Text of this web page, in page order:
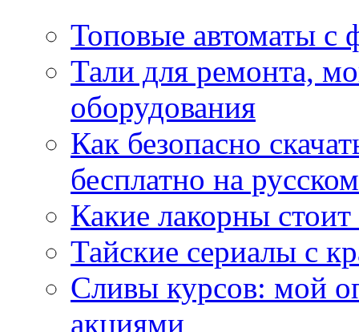
Топовые автоматы с
Тали для ремонта,
оборудования
Как безопасно
бесплатно на
Какие лакорны
Тайские сериалы с
Сливы курсов: мой
акциями